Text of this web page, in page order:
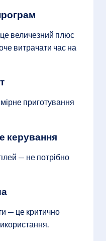
величезний плюс
витрачати час на
приготування
керування
— не потрібно
— це критично